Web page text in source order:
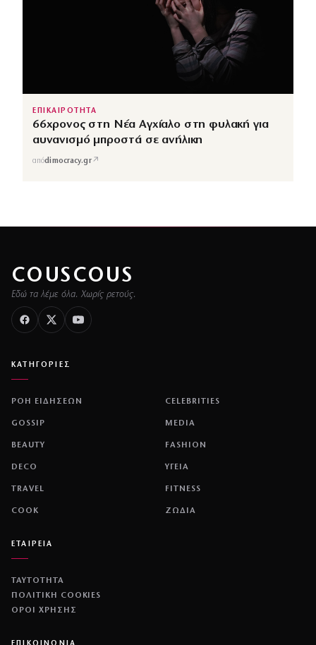
ΕΠΙΚΑΙΡΟΤΗΤΑ
66χρονος στη Νέα Αγχίαλο στη φυλακή για
αυνανισμό μπροστά σε ανήλικη
απόdimocracy.gr↗
COUSCOUS
Εδώ τα λέμε όλα. Χωρίς ρετούς.
ΚΑΤΗΓΟΡΙΕΣ
ΡΟΗ ΕΙΔΗΣΕΩΝ CELEBRITIES
GOSSIP MEDIA
BEAUTY FASHION
DECO ΥΓΕΙΑ
TRAVEL FITNESS
COOK ΖΩΔΙΑ
ΕΤΑΙΡΕΙΑ
ΤΑΥΤΟΤΗΤΑ
ΠΟΛΙΤΙΚΉ COOKIES
ΌΡΟΙ ΧΡΉΣΗΣ